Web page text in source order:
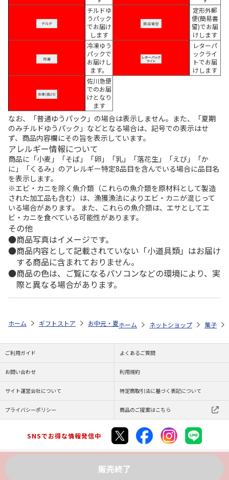
チルドゆ
うパック
でお届け
します
定形外郵
便(簡易書
留)でお届
けします
冷凍ゆう
パックで
お届けし
ます。
レターパ
ックライ
トでお届
けします
佐川急便
でのお届
けとなり
ます
なお、「普通ゆうパック」の場合は表示しません。また、「夏期
のみチルドゆうパック」などとなる場合は、記号での表示はせ
ず、商品内容欄にその旨を表示しています。
アレルギー情報について
商品に「小麦」「そば」「卵」「乳」「落花生」「えび」「か
に」「くるみ」のアレルギー特定8品目を含んでいる場合に品目名
を表示します。
※エビ・カニを除く魚介類（これらの魚介類を原材料として製造
された加工品も含む）は、漁獲漁法によりエビ・カニが混じって
いる場合があります。 また、これらの魚介類は、エサとしてエ
ビ・カニを食べている可能性があります。
その他
商品写真はイメージです。
商品内容として記載されていない「小道具類」はお届け
する商品に含まれておりません。
商品の色は、ご覧になるパソコンなどの環境により、実
際と異なる場合があります。
販売終了
ホーム ギフトストア お中元・夏ギフト特集 2026 ゆうゆうギフト
ホーム ネットショップ 菓子
ご利用ガイド よくあるご質問
お問い合わせ 利用規約
サイト運営会社について 特定商取引法に基づく表記について
プライバシーポリシー 商品のご提案はこちら
SNSでお得な情報発信中